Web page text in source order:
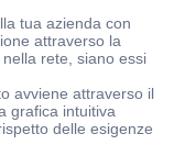
tua azienda con
attraverso la
rete, siano essi
avviene attraverso il
grafica intuitiva
delle esigenze